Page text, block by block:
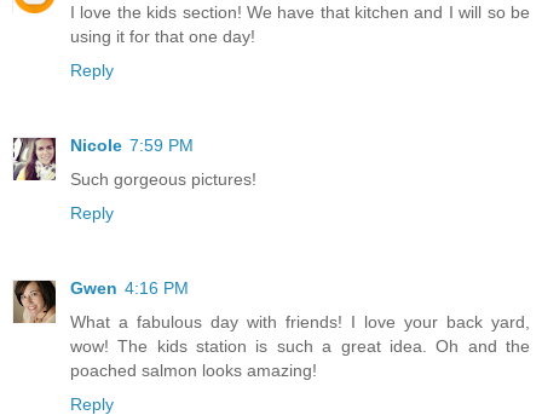
I love the kids section! We have that kitchen and I will so be
using it for that one day!
Reply
Nicole 7:59 PM
Such gorgeous pictures!
Reply
Gwen 4:16 PM
What a fabulous day with friends! I love your back yard,
wow! The kids station is such a great idea. Oh and the
poached salmon looks amazing!
Reply